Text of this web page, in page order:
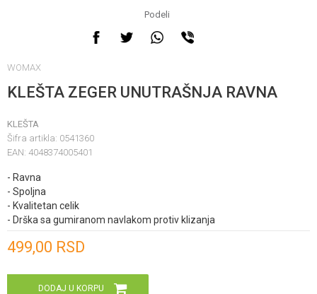
Podeli
WOMAX
KLEŠTA ZEGER UNUTRAŠNJA RAVNA
KLEŠTA
Šifra artikla: 0541360
EAN: 4048374005401
- Ravna
- Spoljna
- Kvalitetan celik
- Drška sa gumiranom navlakom protiv klizanja
499,00 RSD
DODAJ U KORPU